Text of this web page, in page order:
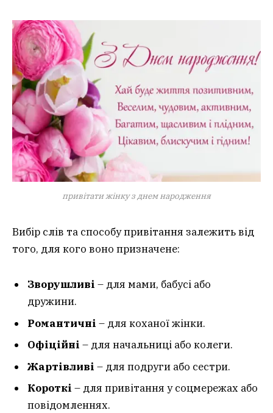
привітати жінку з днем народження
Вибір слів та способу привітання залежить від
того, для кого воно призначене:
Зворушливі – для мами, бабусі або
дружини.
Романтичні – для коханої жінки.
Офіційні – для начальниці або колеги.
Жартівливі – для подруги або сестри.
Короткі – для привітання у соцмережах або
повідомленнях.